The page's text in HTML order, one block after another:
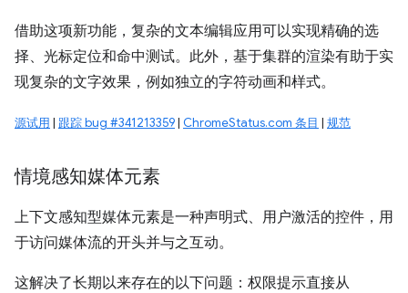
借助这项新功能，复杂的文本编辑应用可以实现精确的选
择、光标定位和命中测试。此外，基于集群的渲染有助于实
现复杂的文字效果，例如独立的字符动画和样式。
源试用 | 跟踪 bug #341213359| ChromeStatus.com 条目 | 规范
情境感知媒体元素
上下文感知型媒体元素是一种声明式、用户激活的控件，用
于访问媒体流的开头并与之互动。
这解决了长期以来存在的以下问题：权限提示直接从